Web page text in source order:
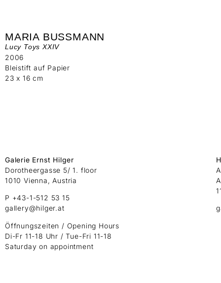
MARIA BUSSMANN
Lucy Toys XXIV
2006
Bleistift auf Papier
23 x 16 cm
Galerie Ernst Hilger
Dorotheergasse 5/ 1. floor
1010 Vienna, Austria
P +43-1-512 53 15
gallery@hilger.at
Öffnungszeiten / Opening Hours
Di-Fr 11-18 Uhr / Tue-Fri 11-18
Saturday on appointment